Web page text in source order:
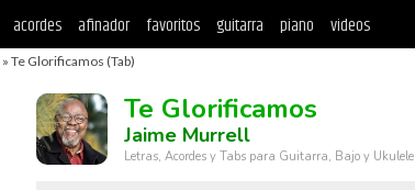
acordes afinador favoritos guitarra piano videos
» Te Glorificamos (Tab)
Te Glorificamos
Jaime Murrell
Letras, Acordes y Tabs para Guitarra, Bajo y Ukulele